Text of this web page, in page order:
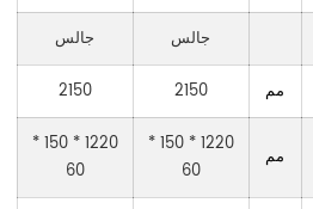
جالس جالس
مم 2150
2150
مم
1220 * 150 *
60
1220 * 150 *
60